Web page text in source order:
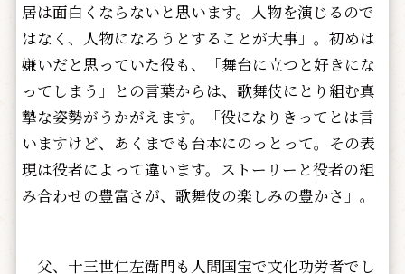
居は面白くならないと思います。人物を演じるので
はなく、人物になろうとすることが大事」。初めは
嫌いだと思っていた役も、「舞台に立つと好きにな
ってしまう」との言葉からは、歌舞伎にとり組む真
摯な姿勢がうかがえます。「役になりきってとは言
いますけど、あくまでも台本にのっとって。その表
現は役者によって違います。ストーリーと役者の組
み合わせの豊富さが、歌舞伎の楽しみの豊かさ」。
父、十三世仁左衛門も人間国宝で文化功労者でし